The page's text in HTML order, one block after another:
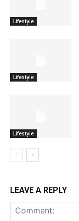
Lifestyle
Lifestyle
Lifestyle
LEAVE A REPLY